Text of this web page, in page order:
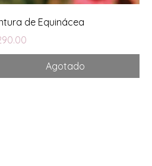
de Equinácea
Agotado